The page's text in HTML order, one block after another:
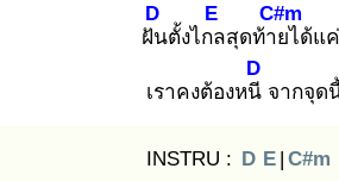
ฝัน
D
ตั้งไกล
E
สุดท้าย
C#m
ได้แ
เราคงต้องหนี
D
จากจุด
INSTRU : D E | C#m